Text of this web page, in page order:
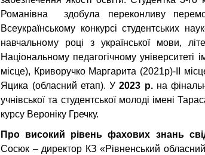
Романівна здобула переконливу
Всеукраїнському конкурсі студентських
навчальному році з української мови,
Національному педагогічному
місце), Криворучко Маргарита (2021р)-II
Яцика (обласний етап). У 2023 р.на
учнівської та студентської молоді імені
курсу Вероніку Гречку.
Про високий рівень фахових знань
Сосюк – директор КЗ «Рівненський обласний